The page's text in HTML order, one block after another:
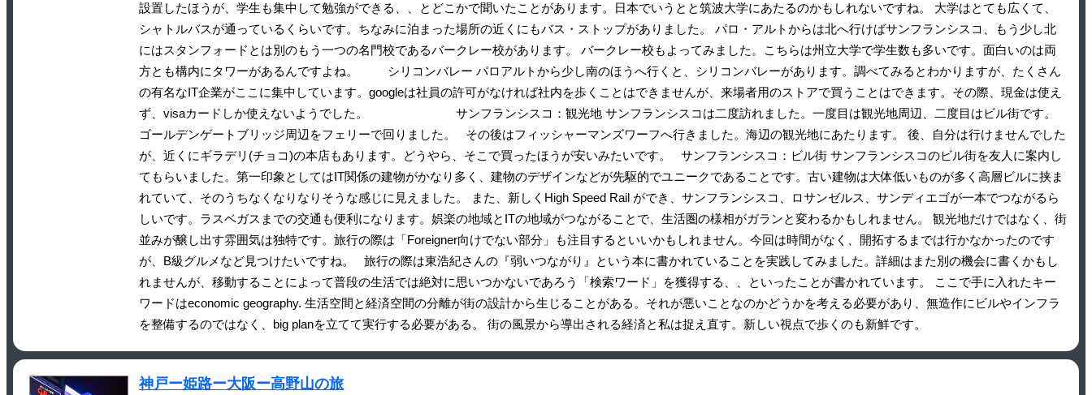
設置したほうが、学生も集中して勉強ができる、、とどこかで聞いたことがあります。日本でいうとと筑波大学にあたるのかもしれないですね。 大学はとても広くて、
シャトルバスが通っているくらいです。ちなみに泊まった場所の近くにもバス・ストップがありました。 パロ・アルトからは北へ行けばサンフランシスコ、もう少し北
にはスタンフォードとは別のもう一つの名門校であるバークレー校があります。 バークレー校もよってみました。こちらは州立大学で学生数も多いです。面白いのは両
方とも構内にタワーがあるんですよね。 シリコンバレー パロアルトから少し南のほうへ行くと、シリコンバレーがあります。調べてみるとわかりますが、たくさん
の有名なIT企業がここに集中しています。googleは社員の許可がなければ社内を歩くことはできませんが、来場者用のストアで買うことはできます。その際、現金は使え
ず、visaカードしか使えないようでした。 サンフランシスコ：観光地 サンフランシスコは二度訪れました。一度目は観光地周辺、二度目はビル街です。
ゴールデンゲートブリッジ周辺をフェリーで回りました。 その後はフィッシャーマンズワーフへ行きました。海辺の観光地にあたります。 後、自分は行けませんでした
が、近くにギラデリ(チョコ)の本店もあります。どうやら、そこで買ったほうが安いみたいです。 サンフランシスコ：ビル街 サンフランシスコのビル街を友人に案内し
てもらいました。第一印象としてはIT関係の建物がかなり多く、建物のデザインなどが先駆的でユニークであることです。古い建物は大体低いものが多く高層ビルに挟ま
れていて、そのうちなくなりなりそうな感じに見えました。 また、新しくHigh Speed Rail ができ、サンフランシスコ、ロサンゼルス、サンディエゴが一本でつながるら
しいです。ラスベガスまでの交通も便利になります。娯楽の地域とITの地域がつながることで、生活圏の様相がガランと変わるかもしれません。 観光地だけではなく、街
並みが醸し出す雰囲気は独特です。旅行の際は「Foreigner向けでない部分」も注目するといいかもしれません。今回は時間がなく、開拓するまでは行かなかったのです
が、B級グルメなど見つけたいですね。 旅行の際は東浩紀さんの『弱いつながり』という本に書かれていることを実践してみました。詳細はまた別の機会に書くかもし
れませんが、移動することによって普段の生活では絶対に思いつかないであろう「検索ワード」を獲得する、、といったことが書かれています。 ここで手に入れたキー
ワードはeconomic geography. 生活空間と経済空間の分離が街の設計から生じることがある。それが悪いことなのかどうかを考える必要があり、無造作にビルやインフラ
を整備するのではなく、big planを立てて実行する必要がある。 街の風景から導出される経済と私は捉え直す。新しい視点で歩くのも新鮮です。
神戸ー姫路ー大阪ー高野山の旅